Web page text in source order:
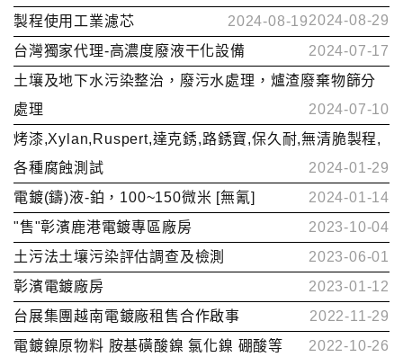
2024-08-29
製程使用工業濾芯
2024-08-19
台灣獨家代理-高濃度廢液干化設備
2024-07-17
土壤及地下水污染整治，廢污水處理，爐渣廢棄物篩分
處理
2024-07-10
烤漆,Xylan,Ruspert,達克銹,路銹寶,保久耐,無清脆製程,
各種腐蝕測試
2024-01-29
電鍍(鑄)液-鉑，100~150微米 [無氰]
2024-01-14
"售"彰濱鹿港電鍍專區廠房
2023-10-04
土污法土壤污染評估調查及檢測
2023-06-01
彰濱電鍍廠房
2023-01-12
台展集團越南電鍍廠租售合作啟事
2022-11-29
電鍍鎳原物料 胺基磺酸鎳 氯化鎳 硼酸等
2022-10-26